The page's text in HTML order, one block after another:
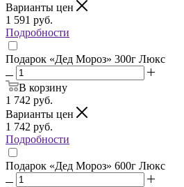
Варианты цен
1 591 руб.
Подробности
Подарок «Дед Мороз» 300г Люкс
В корзину
1 742 руб.
Варианты цен
1 742 руб.
Подробности
Подарок «Дед Мороз» 600г Люкс